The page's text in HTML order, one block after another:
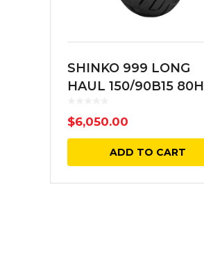
SHINKO 999 LONG
HAUL 150/90B15 80H
$6,050.00
ADD TO CART